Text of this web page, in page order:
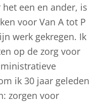
een en ander, is
voor Van A tot P
werk gekregen. Ik
op de zorg voor
ik 30 jaar geleden
zorgen voor